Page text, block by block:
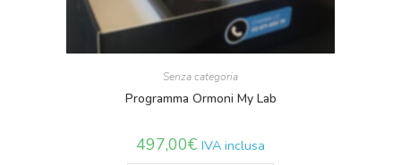
Senza categoria
Programma Ormoni My Lab
497,00€ IVA inclusa